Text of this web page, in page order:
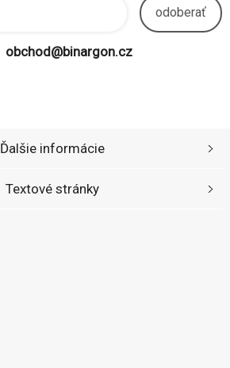
odoberať
obchod@binargon.cz
Ďalšie informácie
Textové stránky